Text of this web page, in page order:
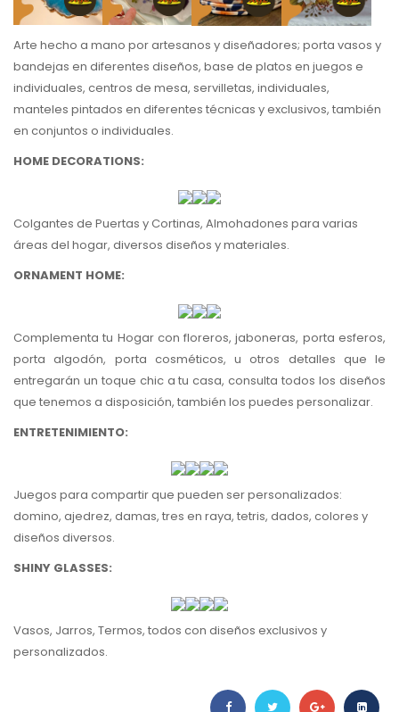
Arte hecho a mano por artesanos y diseñadores; porta vasos y
bandejas en diferentes diseños, base de platos en juegos e
individuales, centros de mesa, servilletas, individuales,
manteles pintados en diferentes técnicas y exclusivos, también
en conjuntos o individuales.
HOME DECORATIONS:
Colgantes de Puertas y Cortinas, Almohadones para varias
áreas del hogar, diversos diseños y materiales.
ORNAMENT HOME:
Complementa tu Hogar con floreros, jaboneras, porta esferos,
porta algodón, porta cosméticos, u otros detalles que le
entregarán un toque chic a tu casa, consulta todos los diseños
que tenemos a disposición, también los puedes personalizar.
ENTRETENIMIENTO:
Juegos para compartir que pueden ser personalizados:
domino, ajedrez, damas, tres en raya, tetris, dados, colores y
diseños diversos.
SHINY GLASSES:
Vasos, Jarros, Termos, todos con diseños exclusivos y
personalizados.